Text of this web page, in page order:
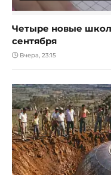
Четыре новые
сентября
Вчера, 23:15